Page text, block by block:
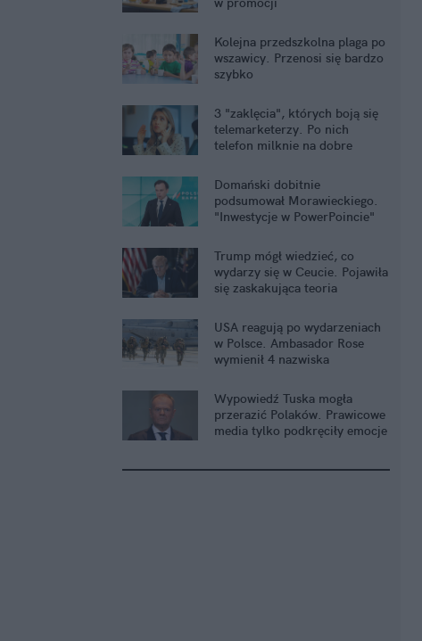
Kolejna przedszkolna plaga po
wszawicy. Przenosi się bardzo
szybko
3 "zaklęcia", których boją się
telemarketerzy. Po nich
telefon milknie na dobre
Domański dobitnie
podsumował Morawieckiego.
"Inwestycje w PowerPoincie"
Trump mógł wiedzieć, co
wydarzy się w Ceucie. Pojawiła
się zaskakująca teoria
USA reagują po wydarzeniach
w Polsce. Ambasador Rose
wymienił 4 nazwiska
Wypowiedź Tuska mogła
przerazić Polaków. Prawicowe
media tylko podkręciły emocje